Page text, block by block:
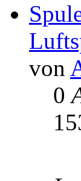
von
0